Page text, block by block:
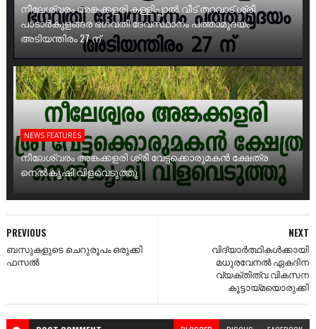
നീലേശ്വരം അങ്കക്കളരി കള്ളിപ്പാൽ വീട് തറവാട് ശ്രീ
പാടാർകുളങ്ങര ഭഗവതി ദേവസ്ഥാനം പത്താമുദയം
അടിയന്തിരം 27 ന്
NEWS FEATURES
നീലേശ്വരം അങ്കക്കളരി ശ്രീ വേട്ടക്കൊരുമകൻ ക്ഷേത്ര
നെൽകൃഷി വിളവെടുത്തു
NEXT
വിദ്യാർത്ഥികൾക്കായി
മധുരവേനൽ ഏകദിന
വ്യക്തിത്വ വികസന
കൂട്ടായ്മയൊരുക്കി
PREVIOUS
ബസുകളുടെ ചെറുരൂപം ഒരുക്കി
ഫസൽ